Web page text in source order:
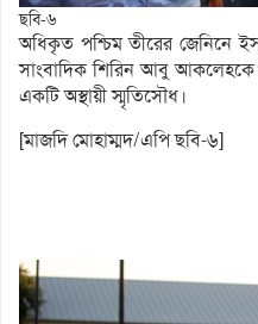
ছবি-৬
অধিকৃত পশ্চিম তীরের জেনিনে
সাংবাদিক শিরিন আবু আকলেহকে
একটি অস্থায়ী স্মৃতিসৌধ।
[মাজদি মোহাম্মদ/এপি ছবি-৬]